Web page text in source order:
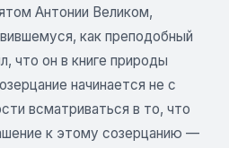
Антонии Великом,
как преподобный
что он в книге природы
начинается не с
всматриваться в то, что
к этому созерцанию —